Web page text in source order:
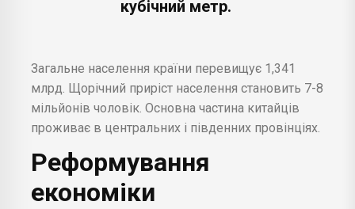
кубічний метр.
Загальне населення країни перевищує 1,341
млрд. Щорічний приріст населення становить 7-8
мільйонів чоловік. Основна частина китайців
проживає в центральних і південних провінціях.
Реформування
економіки